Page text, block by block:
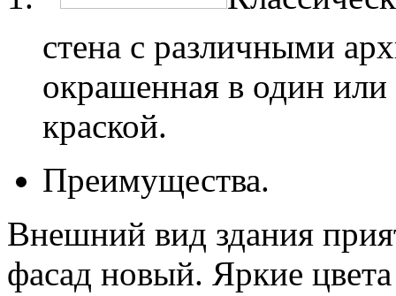
стена с различными
окрашенная в один или
краской.
Преимущества.
Внешний вид здания
фасад новый. Яркие